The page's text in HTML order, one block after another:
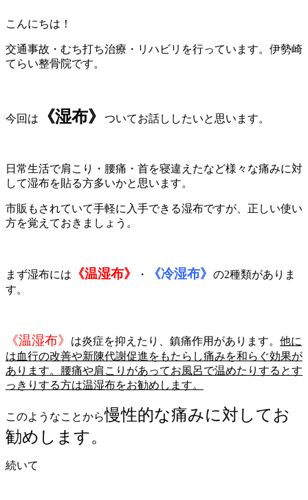
こんにちは！
交通事故・むち打ち治療・リハビリを行っています。伊勢崎
てらい整骨院です。
今回は 《湿布》 ついてお話ししたいと思います。
日常生活で肩こり・腰痛・首を寝違えたなど様々な痛みに対
して湿布を貼る方多いかと思います。
市販もされていて手軽に入手できる湿布ですが、正しい使い
方を覚えておきましょう。
まず湿布には 《温湿布》 ・ 《冷湿布》 の2種類がありま
す。
《温湿布》 は炎症を抑えたり、鎮痛作用があります。 他に
は血行の改善や新陳代謝促進をもたらし痛みを和らぐ効果が
あります。腰痛や肩こりがあってお風呂で温めたりするとす
っきりする方は温湿布をお勧めします。
このようなことから慢性的な痛みに対してお
勧めします。
続いて